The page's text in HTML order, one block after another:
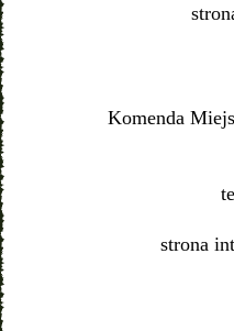
Komenda
strona